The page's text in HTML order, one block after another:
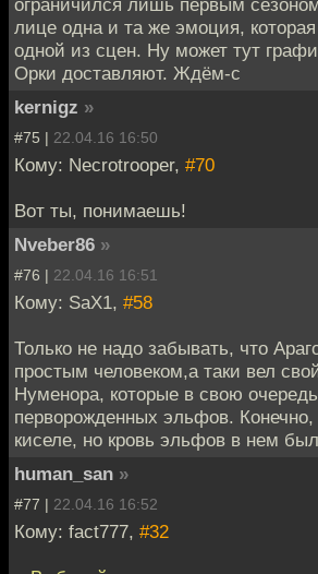
ограничился лишь первым
лице одна и та же эмоция,
одной из сцен. Ну может тут
Орки доставляют. Ждём-с
kernigz »
#75 | 22.04.16 16:50
Кому: Necrotrooper, #70
Вот ты, понимаешь!
Nveber86 »
#76 | 22.04.16 16:51
Кому: SaX1, #58
Только не надо забывать, что
простым человеком,а таки вел
Нуменора, которые в свою
перворожденных эльфов.
киселе, но кровь эльфов в нем
human_san »
#77 | 22.04.16 16:52
Кому: fact777, #32